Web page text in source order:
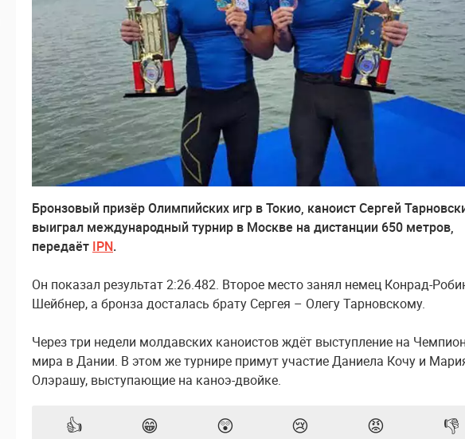
Бронзовый призёр Олимпийских игр в Токио, каноист Сергей
выиграл международный турнир в Москве на дистанции 650 метров,
передаёт IPN.
Он показал результат 2:26.482. Второе место занял немец Конрад-
Шейбнер, а бронза досталась брату Сергея – Олегу Тарновскому.
Через три недели молдавских каноистов ждёт выступление на
мира в Дании. В этом же турнире примут участие Даниела Кочу и
Олэрашу, выступающие на каноэ-двойке.
👍 😁 😲 😢 😡 👎